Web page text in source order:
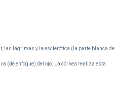
las lágrimas y la esclerótica (la parte blanca del
(de enfoque) del ojo. La córnea realiza esta